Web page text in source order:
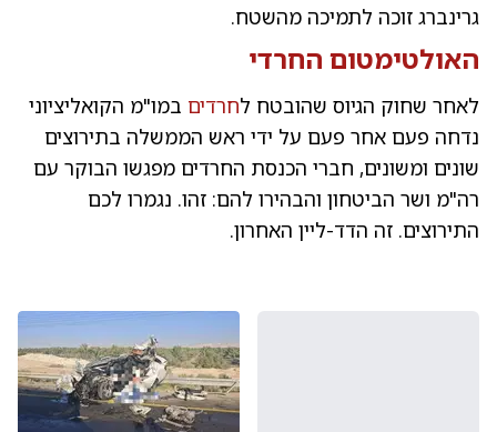
גרינברג זוכה לתמיכה מהשטח.
האולטימטום החרדי
לאחר שחוק הגיוס שהובטח לחרדים במו"מ הקואליציוני
נדחה פעם אחר פעם על ידי ראש הממשלה בתירוצים
שונים ומשונים, חברי הכנסת החרדים מפגשו הבוקר עם
רה"מ ושר הביטחון והבהירו להם: זהו. נגמרו לכם
התירוצים. זה הדד-ליין האחרון.